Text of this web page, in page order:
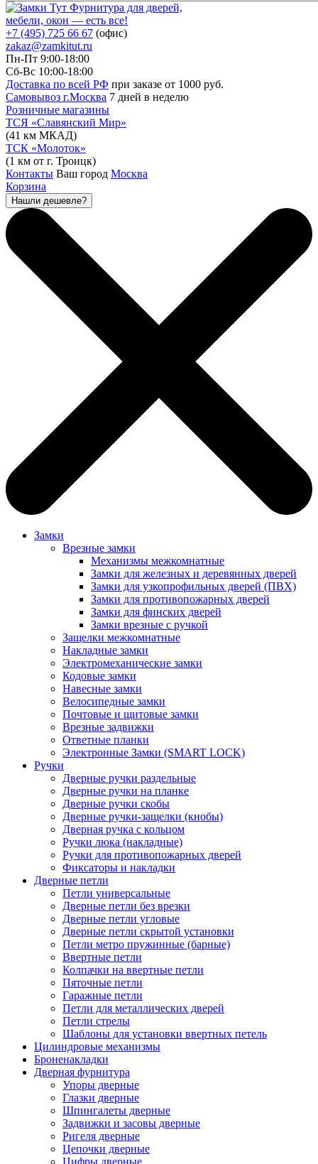
Фурнитура для дверей,
мебели, окон — есть все!
+7 (495) 725 66 67 (офис)
zakaz@zamkitut.ru
Пн-Пт 9:00-18:00
Сб-Вс 10:00-18:00
Доставка по всей РФ при заказе от 1000 руб.
Самовывоз г.Москва 7 дней в неделю
Розничные магазины
ТСЯ «Славянский Мир»
(41 км МКАД)
ТСК «Молоток»
(1 км от г. Троицк)
Контакты Ваш город Москва
Корзина
Нашли дешевле?
Замки
Врезные замки
Механизмы межкомнатные
Замки для железных и деревянных дверей
Замки для узкопрофильных дверей (ПВХ)
Замки для противопожарных дверей
Замки для финских дверей
Замки врезные с ручкой
Защелки межкомнатные
Накладные замки
Электромеханические замки
Кодовые замки
Навесные замки
Велосипедные замки
Почтовые и щитовые замки
Врезные задвижки
Ответные планки
Электронные Замки (SMART LOCK)
Ручки
Дверные ручки раздельные
Дверные ручки на планке
Дверные ручки скобы
Дверные ручки-защелки (кнобы)
Дверная ручка с кольцом
Ручки люка (накладные)
Ручки для противопожарных дверей
Фиксаторы и накладки
Дверные петли
Петли универсальные
Дверные петли без врезки
Дверные петли угловые
Дверные петли скрытой установки
Петли метро пружинные (барные)
Ввертные петли
Колпачки на ввертные петли
Пяточные петли
Гаражные петли
Петли для металлических дверей
Петли стрелы
Шаблоны для установки ввертных петель
Цилиндровые механизмы
Броненакладки
Дверная фурнитура
Упоры дверные
Глазки дверные
Шпингалеты дверные
Задвижки и засовы дверные
Ригеля дверные
Цепочки дверные
Цифры дверные